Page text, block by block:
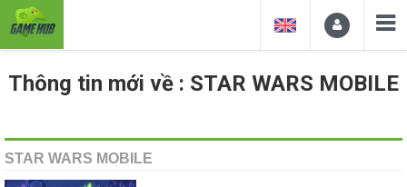
Thông tin mới về : STAR WARS MOBILE
STAR WARS MOBILE